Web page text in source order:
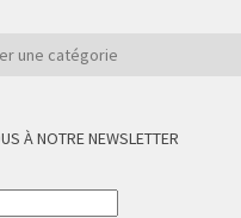
À NOTRE NEWSLETTER